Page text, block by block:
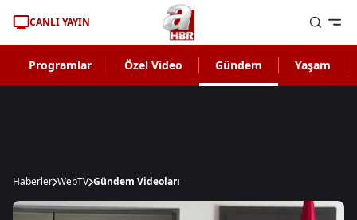
CANLI YAYIN
Programlar Özel Video Gündem Yaşam
Haberler WebTV Gündem Videoları